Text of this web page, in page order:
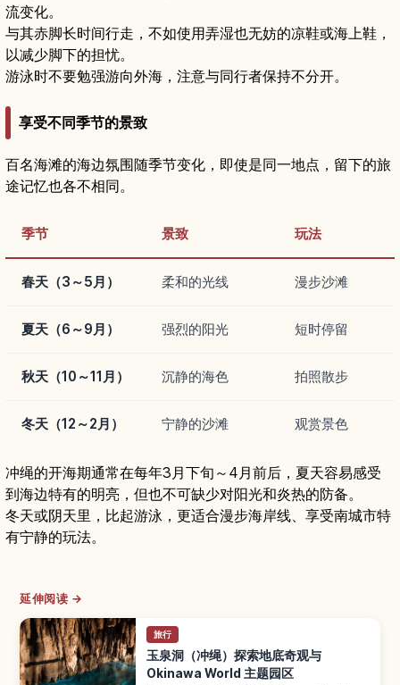
流变化。
与其赤脚长时间行走，不如使用弄湿也无妨的凉鞋或海上鞋，
以减少脚下的担忧。
游泳时不要勉强游向外海，注意与同行者保持不分开。
享受不同季节的景致
百名海滩的海边氛围随季节变化，即使是同一地点，留下的旅
途记忆也各不相同。
季节 景致 玩法
春天（3～5月） 柔和的光线 漫步沙滩
夏天（6～9月） 强烈的阳光 短时停留
秋天（10～11月） 沉静的海色 拍照散步
冬天（12～2月） 宁静的沙滩 观赏景色
冲绳的开海期通常在每年3月下旬～4月前后，夏天容易感受
到海边特有的明亮，但也不可缺少对阳光和炎热的防备。
冬天或阴天里，比起游泳，更适合漫步海岸线、享受南城市特
有宁静的玩法。
延伸阅读 →
旅行
玉泉洞（冲绳）探索地底奇观与
Okinawa World 主题园区